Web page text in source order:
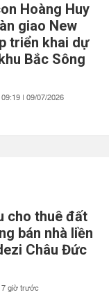
Hoàng Huy
giao New
triển khai dự
Bắc Sông
09:19 | 09/07/2026
cho thuê đất
bán nhà liền
Châu Đức
7 giờ trước